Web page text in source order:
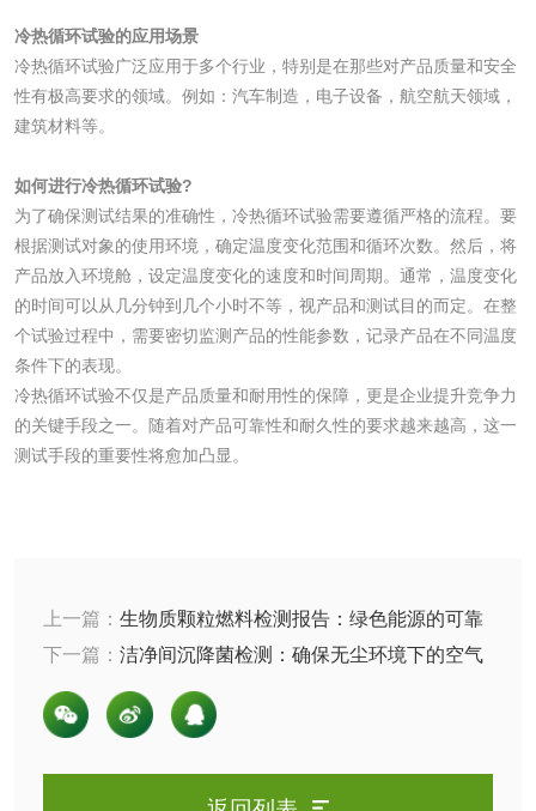
冷热循环试验的应用场景
冷热循环试验广泛应用于多个行业，特别是在那些对产品质量和安全
性有极高要求的领域。例如：汽车制造，电子设备，航空航天领域，
建筑材料等。
如何进行冷热循环试验?
为了确保测试结果的准确性，冷热循环试验需要遵循严格的流程。要
根据测试对象的使用环境，确定温度变化范围和循环次数。然后，将
产品放入环境舱，设定温度变化的速度和时间周期。通常，温度变化
的时间可以从几分钟到几个小时不等，视产品和测试目的而定。在整
个试验过程中，需要密切监测产品的性能参数，记录产品在不同温度
条件下的表现。
冷热循环试验不仅是产品质量和耐用性的保障，更是企业提升竞争力
的关键手段之一。随着对产品可靠性和耐久性的要求越来越高，这一
测试手段的重要性将愈加凸显。
上一篇： 生物质颗粒燃料检测报告：绿色能源的可靠
保障
下一篇： 洁净间沉降菌检测：确保无尘环境下的空气
质量安全
木质净水用活性炭
化肥检测 微生物菌剂检测
有机肥检测 钾肥检测
磷酸肥料检测
化工助剂检测 涂料助剂检测
工业用氯化铵检测